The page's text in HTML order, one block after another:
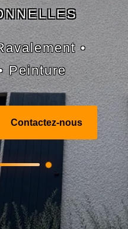
•
Peinture
Contactez-nous